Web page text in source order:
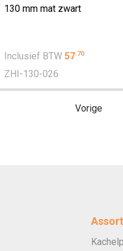
130 mm mat zwart
Inclusief BTW57.70
ZHI-130-026
Vorige